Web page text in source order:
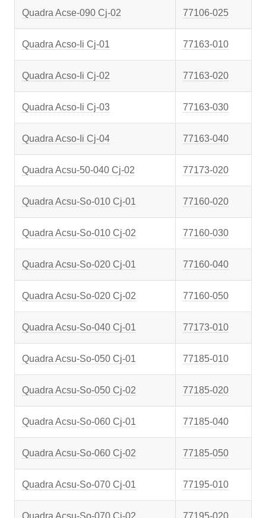
Quadra Acse-090 Cj-02 77106-025
Quadra Acso-Ii Cj-01 77163-010
Quadra Acso-Ii Cj-02 77163-020
Quadra Acso-Ii Cj-03 77163-030
Quadra Acso-Ii Cj-04 77163-040
Quadra Acsu-50-040 Cj-02 77173-020
Quadra Acsu-So-010 Cj-01 77160-020
Quadra Acsu-So-010 Cj-02 77160-030
Quadra Acsu-So-020 Cj-01 77160-040
Quadra Acsu-So-020 Cj-02 77160-050
Quadra Acsu-So-040 Cj-01 77173-010
Quadra Acsu-So-050 Cj-01 77185-010
Quadra Acsu-So-050 Cj-02 77185-020
Quadra Acsu-So-060 Cj-01 77185-040
Quadra Acsu-So-060 Cj-02 77185-050
Quadra Acsu-So-070 Cj-01 77195-010
Quadra Acsu-So-070 Cj-02 77195-020